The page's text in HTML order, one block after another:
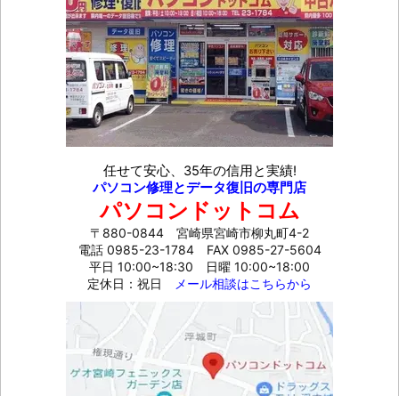
任せて安心、35年の信用と実績!
パソコン修理とデータ復旧の専門店
パソコンドットコム
〒880-0844 宮崎県宮崎市柳丸町4-2
電話 0985-23-1784FAX 0985-27-5604
平日 10:00~18:30 日曜 10:00~18:00
定休日：祝日
メール相談はこちらから